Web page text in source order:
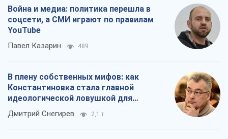
Война и медиа: политика перешла в
соцсети, а СМИ играют по правилам
YouTube
Павел Казарин 489
В плену собственных мифов: как
Константиновка стала главной
идеологической ловушкой для
российских оккупантов
Дмитрий Снегирев 2,1 т.